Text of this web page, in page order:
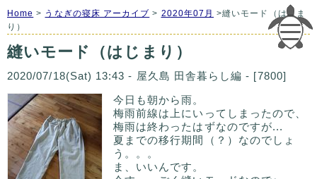
Home > うなぎの寝床 アーカイブ > 2020年07月 >縫いモード（はじま
り）
縫いモード（はじまり）
2020/07/18(Sat) 13:43 - 屋久島 田舎暮らし編 - [7800]
今日も朝から雨。
梅雨前線は上にいってしまったので、
梅雨は終わったはずなのですが...
夏までの移行期間（？）なのでしょ
う。。。
ま、いいんです。